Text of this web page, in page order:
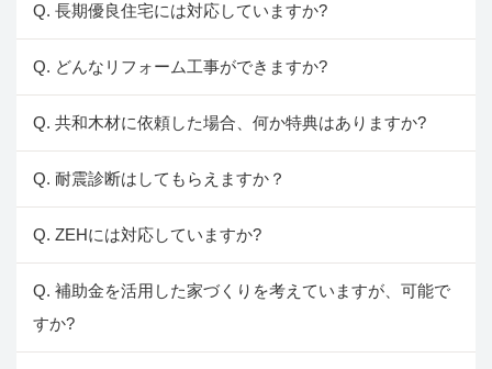
Q. 長期優良住宅には対応していますか?
Q. どんなリフォーム工事ができますか?
Q. 共和木材に依頼した場合、何か特典はありますか?
Q. 耐震診断はしてもらえますか？
Q. ZEHには対応していますか?
Q. 補助金を活用した家づくりを考えていますが、可能で
すか?